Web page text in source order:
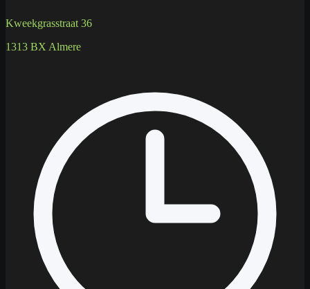
Kweekgrasstraat 36
1313 BX Almere